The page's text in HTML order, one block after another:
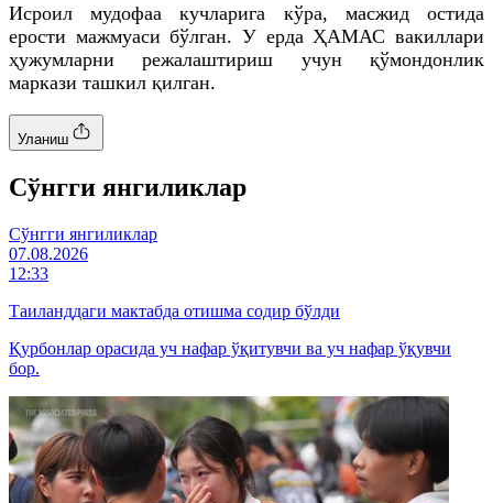
Исроил мудофаа кучларига кўра, масжид остида
ерости мажмуаси бўлган. У ерда ҲАМАС вакиллари
ҳужумларни режалаштириш учун қўмондонлик
маркази ташкил қилган.
Уланиш
Cўнгги янгиликлар
Cўнгги янгиликлар
07.08.2026
12:33
Таиланддаги мактабда отишма содир бўлди
Қурбонлар орасида уч нафар ўқитувчи ва уч нафар ўқувчи
бор.